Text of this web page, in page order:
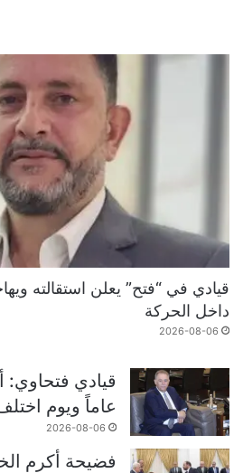
قيادي في “فتح” يعلن استقالته
داخل الحركة
2026-08-06
عاماً ويوم
2026-08-06
فضيحة أكرم